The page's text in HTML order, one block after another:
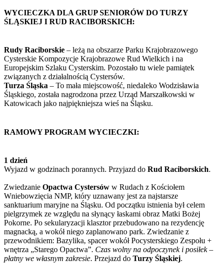
WYCIECZKA DLA GRUP SENIORÓW DO TURZY
ŚLĄSKIEJ I RUD RACIBORSKICH:
Rudy Raciborskie – leżą na obszarze Parku Krajobrazowego
Cysterskie Kompozycje Krajobrazowe Rud Wielkich i na
Europejskim Szlaku Cysterskim. Pozostało tu wiele pamiątek
związanych z działalnością Cystersów.
Turza Śląska – To mała miejscowość, niedaleko Wodzisławia
Śląskiego, została nagrodzona przez Urząd Marszałkowski w
Katowicach jako najpiękniejsza wieś na Śląsku.
RAMOWY PROGRAM WYCIECZKI:
1 dzień
Wyjazd w godzinach porannych. Przyjazd do Rud Raciborskich.
Zwiedzanie Opactwa Cystersów w Rudach z Kościołem
Wniebowzięcia NMP, który uznawany jest za najstarsze
sanktuarium maryjne na Śląsku. Od początku istnienia był celem
pielgrzymek ze względu na słynący łaskami obraz Matki Bożej
Pokorne. Po sekularyzacji klasztor przebudowano na rezydencję
magnacką, a wokół niego zaplanowano park. Zwiedzanie z
przewodnikiem: Bazylika, spacer wokół Pocysterskiego Zespołu +
wnętrza „Starego Opactwa”. Czas wolny na odpoczynek i posiłek –
płatny we własnym zakresie. Przejazd do Turzy Śląskiej.